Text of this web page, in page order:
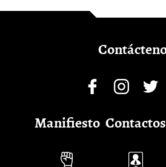
Manifiesto Contactos